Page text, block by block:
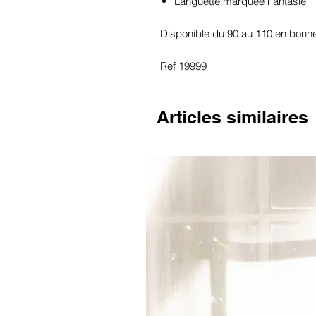
Disponible du 90 au 110 en
Ref 19999
Articles similaires